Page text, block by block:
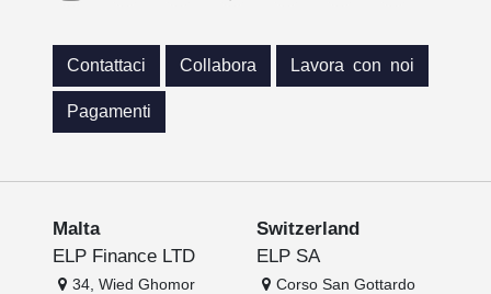
Contattaci Collabora Lavora con noi
Pagamenti
Malta
ELP Finance LTD
34, Wied Ghomor
Switzerland
ELP SA
Corso San Gottardo